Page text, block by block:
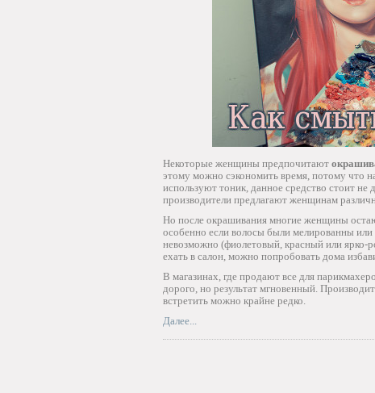
Некоторые женщины предпочитают
этому можно сэкономить время, потому что
используют тоник, данное средство стоит не
производители предлагают женщинам
Но после окрашивания многие женщины
особенно если волосы были мелированны
невозможно (фиолетовый, красный или ярко-
ехать в салон, можно попробовать дома
В магазинах, где продают все для
дорого, но результат мгновенный.
встретить можно крайне редко.
Далее...